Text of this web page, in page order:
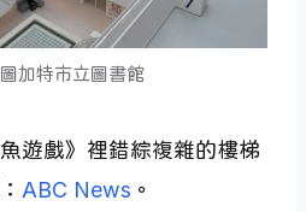
加特市立圖書館
遊戲》裡錯綜複雜的樓梯
ABC News 。